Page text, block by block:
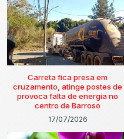
Carreta fica presa em
cruzamento, atinge postes de
provoca falta de energia no
centro de Barroso
17/07/2026